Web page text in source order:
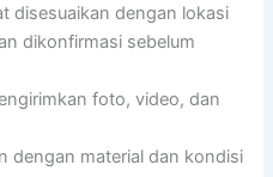
disesuaikan dengan lokasi
dikonfirmasi sebelum
foto, video, dan
dengan material dan kondisi